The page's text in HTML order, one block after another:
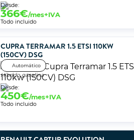
Desde:
366€/mes+IVA
Todo incluido
CUPRA TERRAMAR 1.5 ETSI 110KW
(150CV) DSG
Automático
Híbrido gasolina
Desde:
450€/mes+IVA
Todo incluido